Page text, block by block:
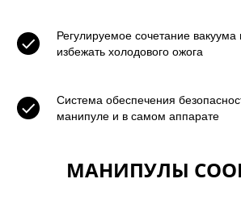
Регулируемое сочетание вакуума
избежать холодового ожога
Система обеспечения
манипуле и в самом аппарате
МАНИПУЛЫ